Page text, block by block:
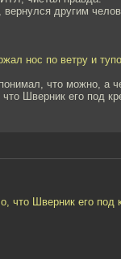
вернулся другим
нос по ветру и
что можно, а
Шверник его под
что Шверник его под